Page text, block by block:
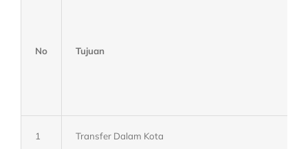
No Tujuan
1 Transfer Dalam Kota